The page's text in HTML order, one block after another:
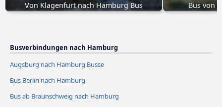
Von Klagenfurt nach Hamburg Bus Bus von
Busverbindungen nach Hamburg
Augsburg nach Hamburg Busse
Bus Berlin nach Hamburg
Bus ab Braunschweig nach Hamburg